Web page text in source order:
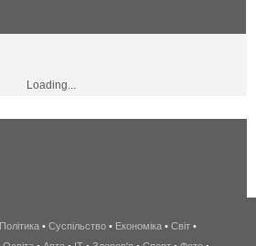
Loading...
беспроводной
Політика • Суспільство • Економіка • Світ •